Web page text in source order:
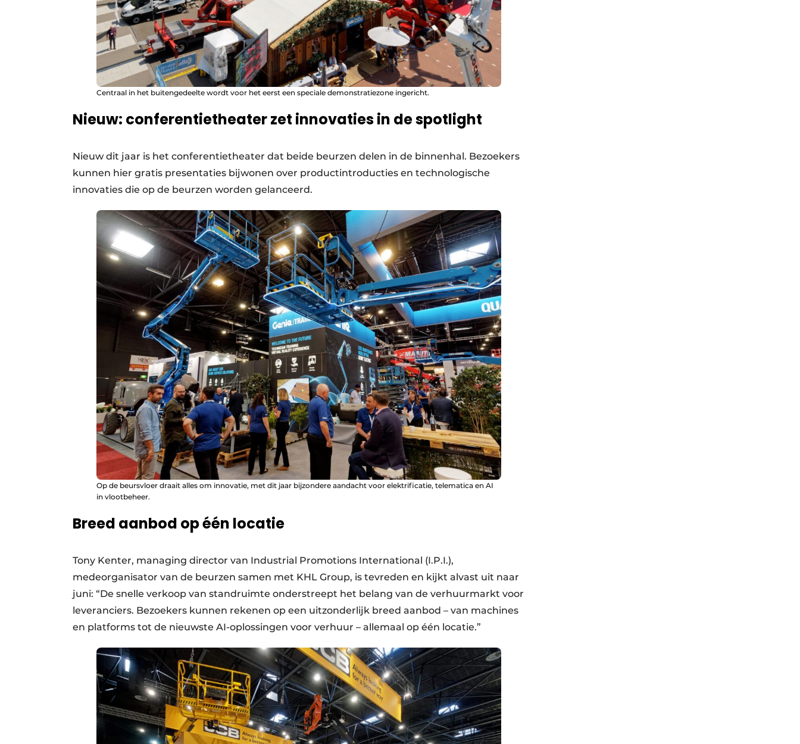
Centraal in het buitengedeelte wordt voor het eerst een speciale demonstratiezone ingericht.
Nieuw: conferentietheater zet innovaties in de spotlight
Nieuw dit jaar is het conferentietheater dat beide beurzen delen in de binnenhal. Bezoekers
kunnen hier gratis presentaties bijwonen over productintroducties en technologische
innovaties die op de beurzen worden gelanceerd.
Op de beursvloer draait alles om innovatie, met dit jaar bijzondere aandacht voor elektrificatie, telematica en AI
in vlootbeheer.
Breed aanbod op één locatie
Tony Kenter, managing director van Industrial Promotions International (I.P.I.),
medeorganisator van de beurzen samen met KHL Group, is tevreden en kijkt alvast uit naar
juni: “De snelle verkoop van standruimte onderstreept het belang van de verhuurmarkt voor
leveranciers. Bezoekers kunnen rekenen op een uitzonderlijk breed aanbod – van machines
en platforms tot de nieuwste AI-oplossingen voor verhuur – allemaal op één locatie.”